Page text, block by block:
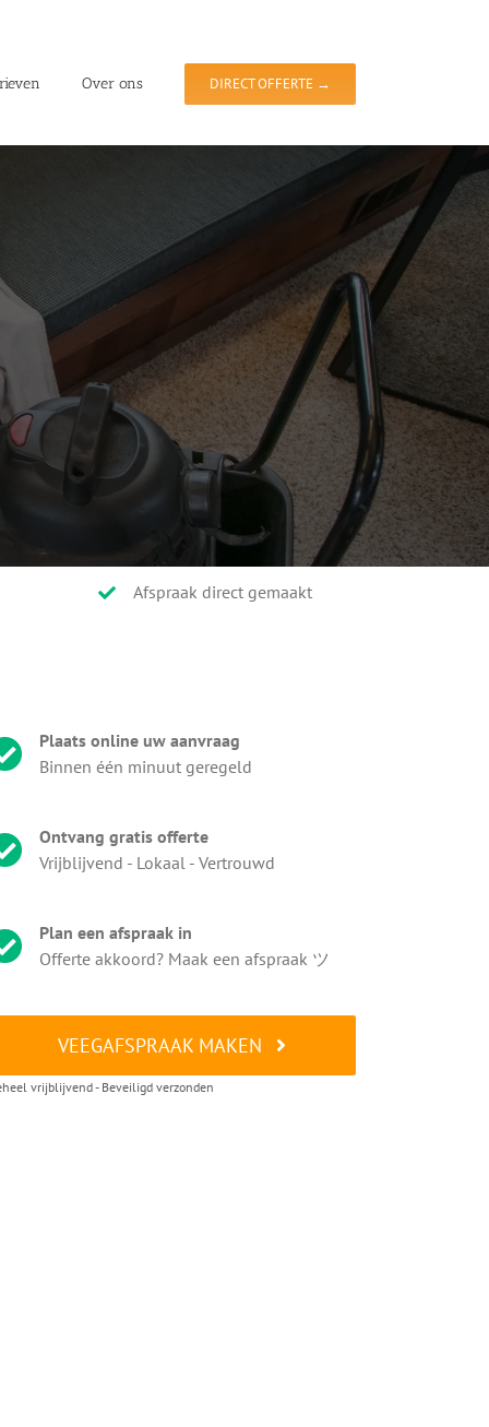
Over ons DIRECT OFFERTE →
Afspraak direct gemaakt
Plaats online uw aanvraag
Binnen één minuut geregeld
Ontvang gratis offerte
Vrijblijvend - Lokaal - Vertrouwd
Plan een afspraak in
Offerte akkoord? Maak een afspraak ツ
VEEGAFSPRAAK MAKEN
vrijblijvend - Beveiligd verzonden